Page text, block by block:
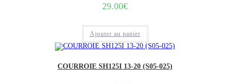
29.00€
Ajouter au panier
COURROIE SH125I 13-20 (S05-025)